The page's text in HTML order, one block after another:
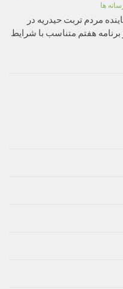
ها
مردم تربت حیدریه در
شورای اسلامی : بودجه ۱۴۰۵ و برنامه هفتم متناسب با شرایط